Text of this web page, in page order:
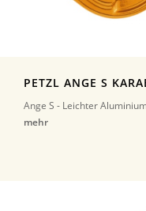
PETZL ANGE S
Ange S - Leichter
mehr